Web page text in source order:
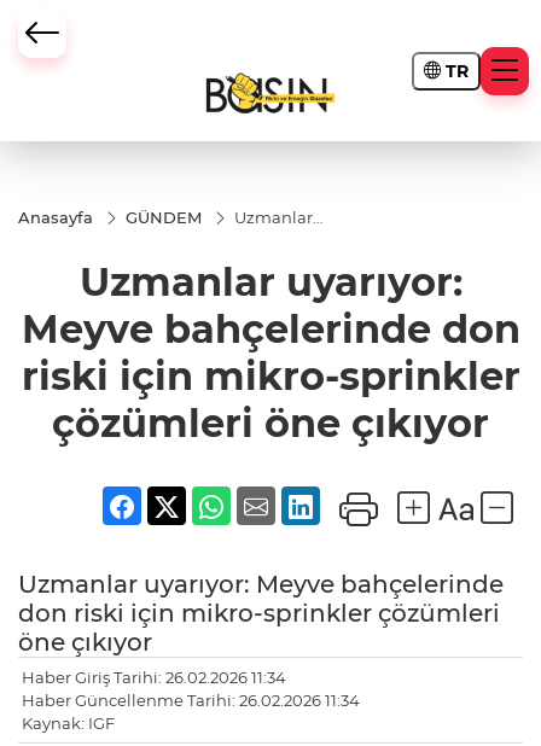
TR
Anasayfa GÜNDEM
Uzmanlar
bahçelerinde
don riski için
sprinkler
çözümleri
öne çıkıyor
Uzmanlar uyarıyor:
Meyve bahçelerinde don
riski için mikro-sprinkler
çözümleri öne çıkıyor
Uzmanlar uyarıyor: Meyve bahçelerinde
don riski için mikro-sprinkler çözümleri
öne çıkıyor
Haber Giriş Tarihi: 26.02.2026 11:34
Haber Güncellenme Tarihi: 26.02.2026 11:34
Kaynak: IGF